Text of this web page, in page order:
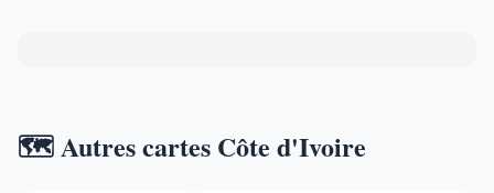
🗺️ Autres cartes Côte d'Ivoire